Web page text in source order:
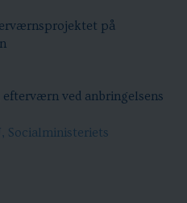
på
ved anbringelsens
Socialministeriets